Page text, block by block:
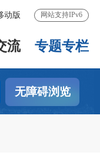
动版 网站支持IPv6
流 专题专栏
无障碍浏览